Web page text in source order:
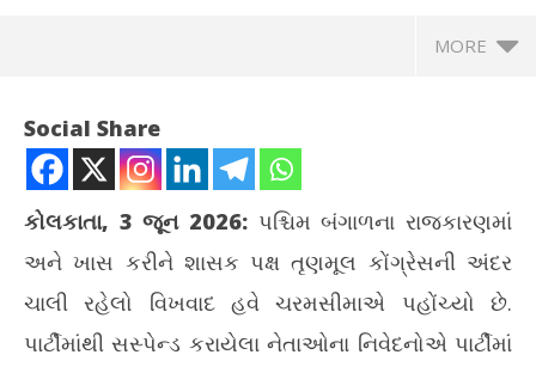
MORE
Social Share
કોલકાતા, 3 જૂન 2026: પશ્ચિમ બંગાળના રાજકારણમાં
અને ખાસ કરીને શાસક પક્ષ તૃણમૂલ કોંગ્રેસની અંદર
ચાલી રહેલો વિખવાદ હવે ચરમસીમાએ પહોંચ્યો છે.
પાર્ટીમાંથી સસ્પેન્ડ કરાયેલા નેતાઓના નિવેદનોએ પાર્ટીમાં